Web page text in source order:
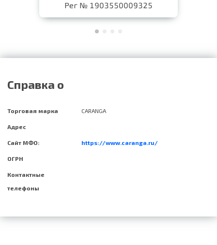
Рег № 1903550009325
Справка о
Торговая марка CARANGA
Адрес
Сайт МФО: https://www.caranga.ru/
ОГРН
Контактные
телефоны